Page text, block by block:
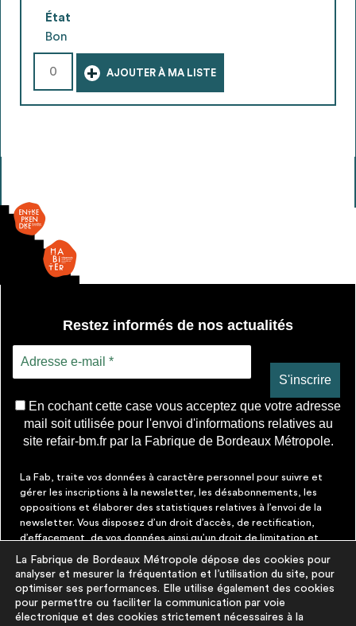
État
Bon
+ AJOUTER À MA LISTE
Restez informés de nos actualités
En cochant cette case vous acceptez que votre adresse
mail soit utilisée pour l'envoi d'informations relatives au
site refair-bm.fr par la Fabrique de Bordeaux Métropole.
La Fab, traite vos données à caractère personnel pour suivre et
gérer les inscriptions à la newsletter, les désabonnements, les
oppositions et élaborer des statistiques relatives à l’envoi de la
newsletter. Vous disposez d’un droit d’accès, de rectification,
d’effacement, de vos données ainsi qu’un droit de limitation et
moment faire cesser ces communications en cliquant sur le lien de
désinscription figurant dans chaque message. Vous pouvez
exercer ces droits par courrier électronique à contact@lafab-
bm.fr. Pour en savoir plus sur le traitement de vos données,
La Fabrique de Bordeaux Métropole dépose des cookies pour
analyser et mesurer la fréquentation et l’utilisation du site, pour
optimiser ses performances. Elle utilise également des cookies
pour permettre ou faciliter la communication par voie
électronique et des cookies strictement nécessaires à la